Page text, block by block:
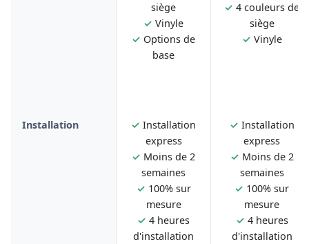
siège
✓ Vinyle
✓ Options de
base
✓ 4 couleurs de
siège
✓ Vinyle
Installation ✓ Installation
express
✓ Moins de 2
semaines
✓ 100% sur
mesure
✓ 4 heures
d'installation
✓ Installation
express
✓ Moins de 2
semaines
✓ 100% sur
mesure
✓ 4 heures
d'installation